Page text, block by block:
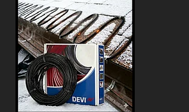
Кабель DEVIsnow 30T